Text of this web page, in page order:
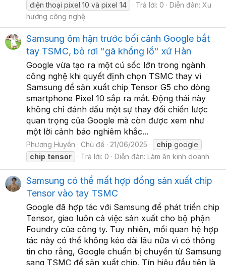
điện thoại pixel 10 và pixel 14
Trả lời: 0 Diễn đàn: Xu
hướng công nghệ
Samsung ôm hận trước bối cảnh Google bắt
tay TSMC, bỏ rơi "gã khổng lồ" xứ Hàn
Google vừa tạo ra một cú sốc lớn trong ngành
công nghệ khi quyết định chọn TSMC thay vì
Samsung để sản xuất chip Tensor G5 cho dòng
smartphone Pixel 10 sắp ra mắt. Động thái này
không chỉ đánh dấu một sự thay đổi chiến lược
quan trọng của Google mà còn được xem như
một lời cảnh báo nghiêm khắc...
Phương Huyền Chủ đề 21/06/2025 chip google
chip tensor Trả lời: 0 Diễn đàn: Làm ăn kinh doanh
Samsung có thể mất hợp đồng sản xuất chip
Tensor vào tay TSMC
Google đã hợp tác với Samsung để phát triển chip
Tensor, giao luôn cả việc sản xuất cho bộ phận
Foundry của công ty. Tuy nhiên, mối quan hệ hợp
tác này có thể không kéo dài lâu nữa vì có thông
tin cho rằng, Google chuẩn bị chuyển từ Samsung
sang TSMC để sản xuất chip. Tín hiệu đầu tiên là